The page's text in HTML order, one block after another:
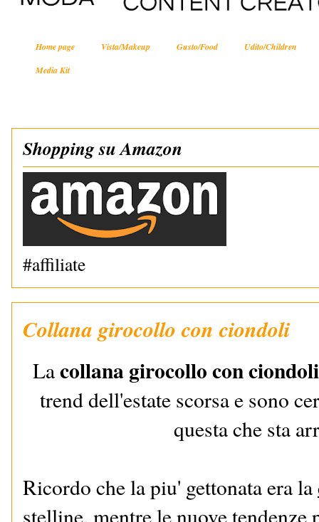
Home page Vista/Makeup Gusto/Food
Udito/Children
Media Kit
Shopping su Amazon
#affiliate
Collana girocollo con ciondoli
Lacollana girocollo con ciondoli
trend dell'estate scorsa e sono
questa che sta
Ricordo che la piu' gettonata era la
stelline, mentre le nuove tendenze